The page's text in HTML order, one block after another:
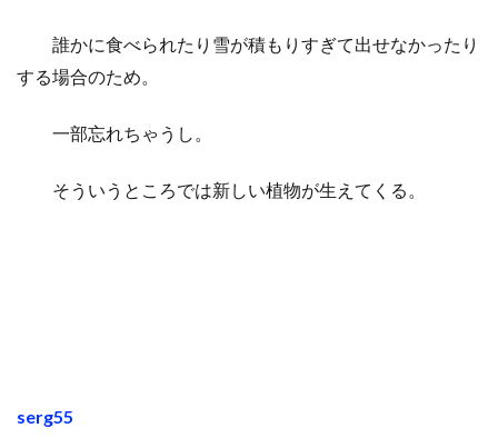
誰かに食べられたり雪が積もりすぎて出せなかったり
する場合のため。
一部忘れちゃうし 。
そういうところでは新しい植物が生えてくる。
serg55